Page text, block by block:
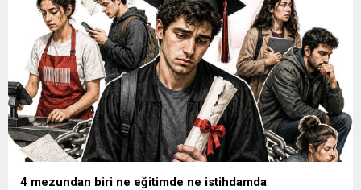
4 mezundan biri ne eğitimde ne istihdamda